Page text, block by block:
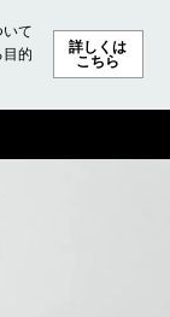
て
的
詳しくは
こちら
ッション ビューテ